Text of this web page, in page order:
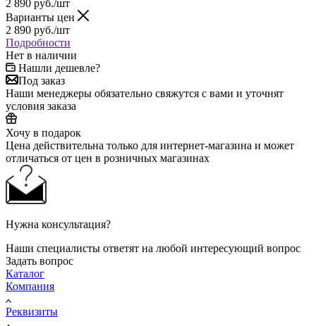
2 890 руб./шт
Варианты цен
2 890 руб./шт
Подробности
Нет в наличии
Нашли дешевле?
Под заказ
Наши менеджеры обязательно свяжутся с вами и уточнят
условия заказа
Хочу в подарок
Цена действительна только для интернет-магазина и может
отличаться от цен в розничных магазинах
Нужна консультация?
Наши специалисты ответят на любой интересующий вопрос
Задать вопрос
Каталог
Компания
Реквизиты